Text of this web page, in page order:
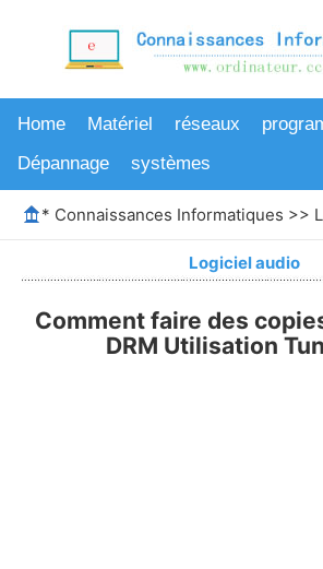
Home Matériel réseaux
Dépannage
systèmes
* Connaissances Informatiques >>
Logiciel audio
Comment faire des
DRM Utilisation